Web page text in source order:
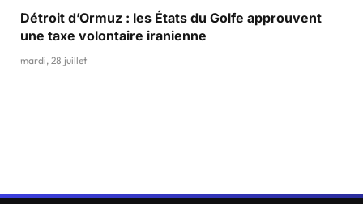
Détroit d’Ormuz : les États du Golfe approuvent
une taxe volontaire iranienne
mardi, 28 juillet